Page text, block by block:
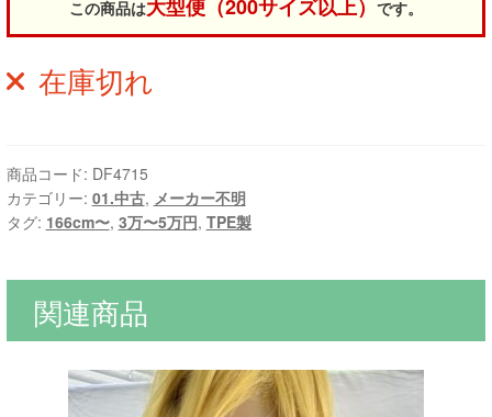
この商品は大型便（200サイズ以上） です。
在庫切れ
商品コード: DF4715
カテゴリー: 01.中古, メーカー不明
タグ: 166cm〜, 3万〜5万円, TPE製
関連商品